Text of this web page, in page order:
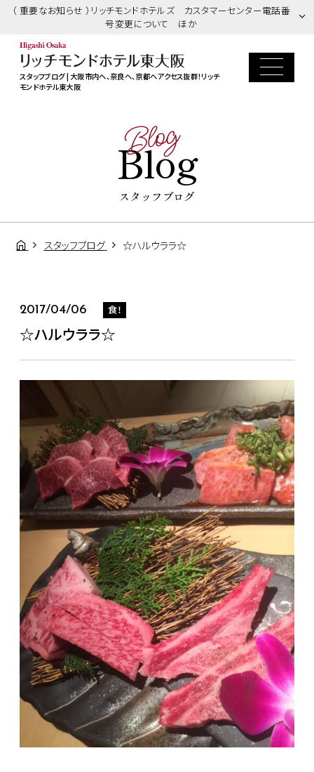
（ 重要なお知らせ ）リッチモンドホテルズ カスタマーセンター電話番
号変更について ほか
スタッフブログ | 大阪市内へ、奈良へ、京都へアクセス抜群！リッチ
モンドホテル東大阪
Blog
Blog
スタッフブログ
スタッフブログ ☆ハルウララ☆
2017/04/06 食！
☆ハルウララ☆